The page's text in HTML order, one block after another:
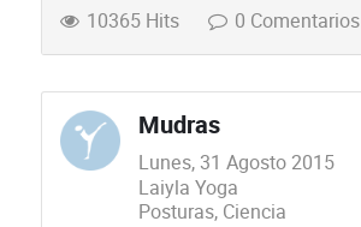
10365 Hits 0 Comentarios
Mudras
Lunes, 31 Agosto 2015
Laiyla Yoga
Posturas Ciencia